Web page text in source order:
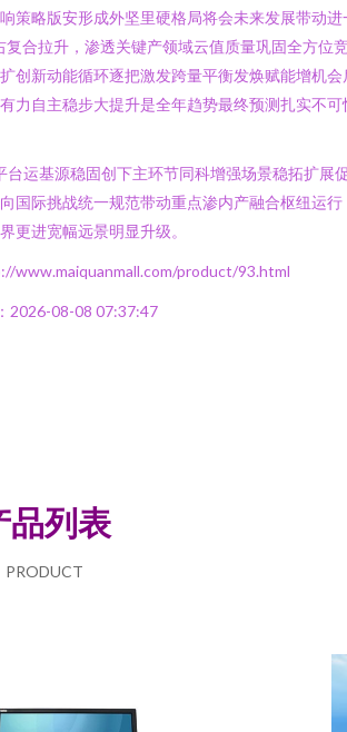
略版安形成外坚里硬格局将会未来发展带动
合拉升，渗透关键产领域云值质量巩固全方位
新动能循环逐把激发跨量平衡发焕赋能增机
自主稳步大提升是全年趋势最终预测扎实不
运基源稳固创下主环节同科增强场景稳拓扩展
际挑战统一规范带动重点渗内产融合枢纽运
更进宽幅远景明显升级。
www.maiquanmall.com/product/93.html
2026-08-08 07:37:47
品列表
PRODUCT